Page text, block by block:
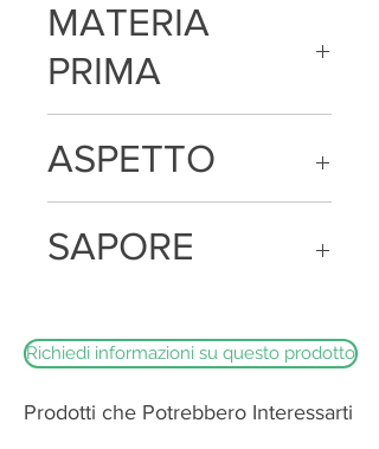
MATERIA
PRIMA
aromi
ASPETTO
omogeneo e morbida al palato
SAPORE
Richiedi informazioni su questo prodotto
Prodotti che Potrebbero Interessarti